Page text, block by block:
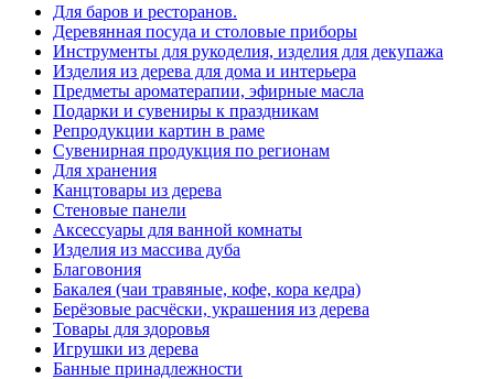
Для баров и ресторанов.
Деревянная посуда и столовые приборы
Инструменты для рукоделия, изделия для декупажа
Изделия из дерева для дома и интерьера
Предметы ароматерапии, эфирные масла
Подарки и сувениры к праздникам
Репродукции картин в раме
Сувенирная продукция по регионам
Для хранения
Канцтовары из дерева
Стеновые панели
Аксессуары для ванной комнаты
Изделия из массива дуба
Благовония
Бакалея (чаи травяные, кофе, кора кедра)
Берёзовые расчёски, украшения из дерева
Товары для здоровья
Игрушки из дерева
Банные принадлежности